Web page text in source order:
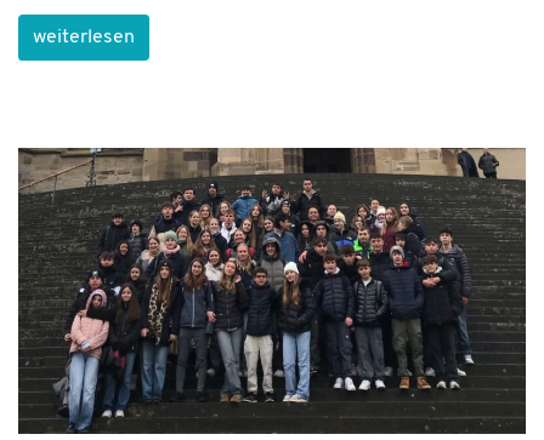
weiterlesen